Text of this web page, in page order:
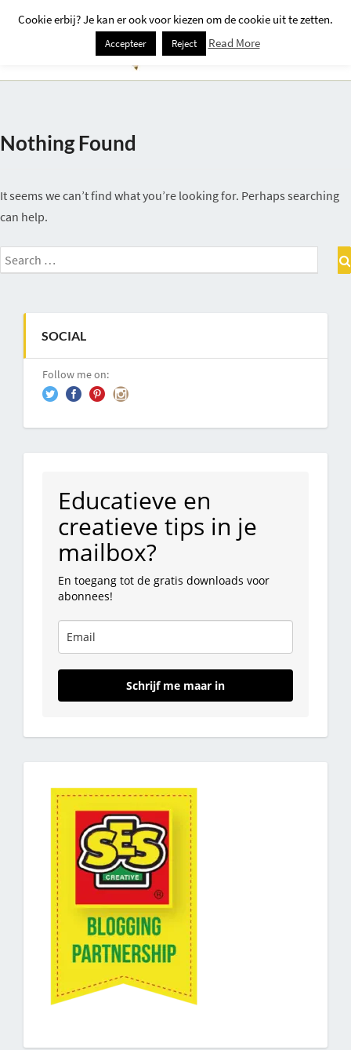
Nothing
Nothing Found
It seems we can’t find what you’re looking for. Perhaps searching
can help.
Search
for:
SOCIAL
Follow me on:
Educatieve en
creatieve tips in je
mailbox?
En toegang tot de gratis downloads voor
abonnees!
Schrijf me maar in
Cookie erbij? Je kan er ook voor kiezen om de cookie uit te zetten.
Accepteer Reject Read More